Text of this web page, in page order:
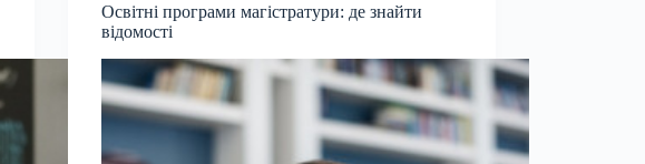
Освітні програми магістратури: де знайти
відомості